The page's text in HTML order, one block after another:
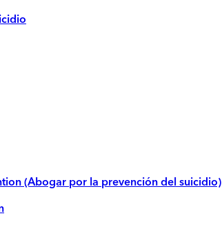
(Abogar por la prevención del suicidio)